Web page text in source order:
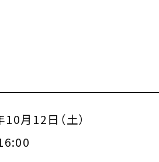
月12日（土）